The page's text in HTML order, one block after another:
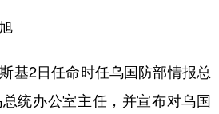
信息化 数字经济
2日任命时任乌国防部情报总
统办公室主任，并宣布对乌国